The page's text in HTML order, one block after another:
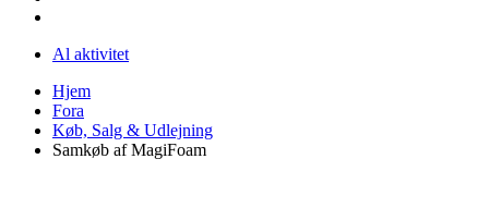
Al aktivitet
Hjem
Fora
Køb, Salg & Udlejning
Samkøb af MagiFoam